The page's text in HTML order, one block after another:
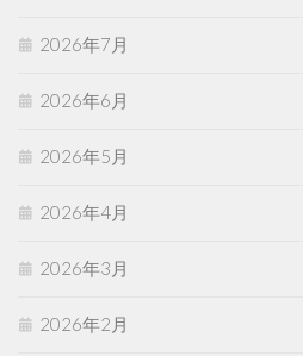
2026年7月
2026年6月
2026年5月
2026年4月
2026年3月
2026年2月